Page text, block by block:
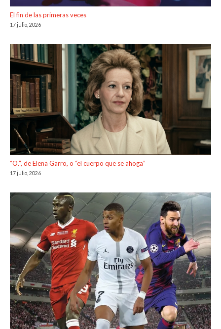
El fin de las primeras veces
17 julio, 2026
“O.”, de Elena Garro, o “el cuerpo que se ahoga”
17 julio, 2026